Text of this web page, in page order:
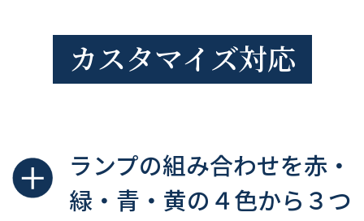
カスタマイズ対応
ランプの組み合わせを赤・
緑・青・黄の４色から３つ